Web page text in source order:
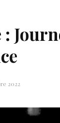
:
2022